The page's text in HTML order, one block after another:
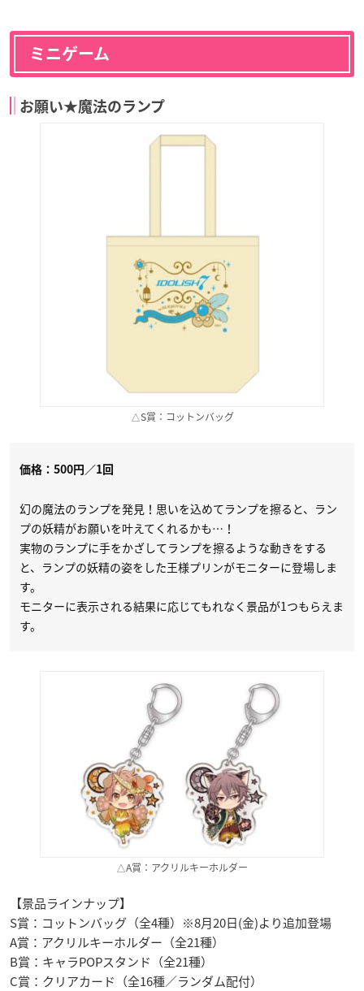
ミニゲーム
お願い★魔法のランプ
△S賞：コットンバッグ
価格：500円／1回
幻の魔法のランプを発見！思いを込めてランプを擦ると、ラン
プの妖精がお願いを叶えてくれるかも…！
実物のランプに手をかざしてランプを擦るような動きをする
と、ランプの妖精の姿をした王様プリンがモニターに登場しま
す。
モニターに表示される結果に応じてもれなく景品が1つもらえま
す。
△A賞：アクリルキーホルダー
【景品ラインナップ】
S賞：コットンバッグ（全4種）※8月20日(金)より追加登場
A賞：アクリルキーホルダー（全21種）
B賞：キャラPOPスタンド（全21種）
C賞：クリアカード（全16種／ランダム配付）